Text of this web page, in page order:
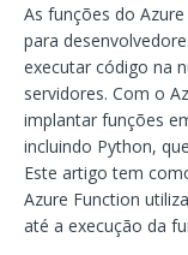
As funções do
para
executar código na
servidores. Com o
implantar funções
incluindo Python,
Este artigo tem
Azure Function
até a execução da